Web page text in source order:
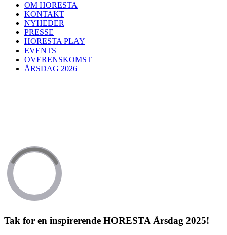
OM HORESTA
KONTAKT
NYHEDER
PRESSE
HORESTA PLAY
EVENTS
OVERENSKOMST
ÅRSDAG 2026
Tak for en inspirerende HORESTA Årsdag 2025!